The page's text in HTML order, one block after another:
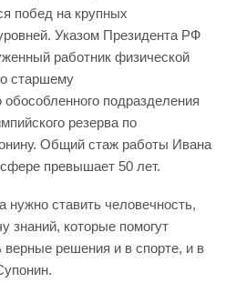
побед на крупных
Указом Президента РФ
работник физической
старшему
подразделения
резерва по
Общий стаж работы Ивана
превышает 50 лет.
нужно ставить человечность,
знаний, которые помогут
решения и в спорте, и в